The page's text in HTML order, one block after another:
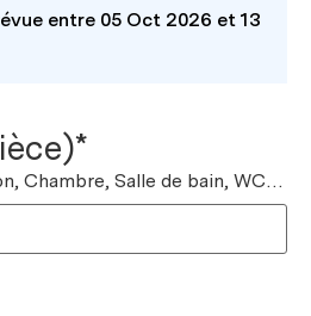
entre 05 Oct 2026 et 13
Chambre, Salle de bain, WC…